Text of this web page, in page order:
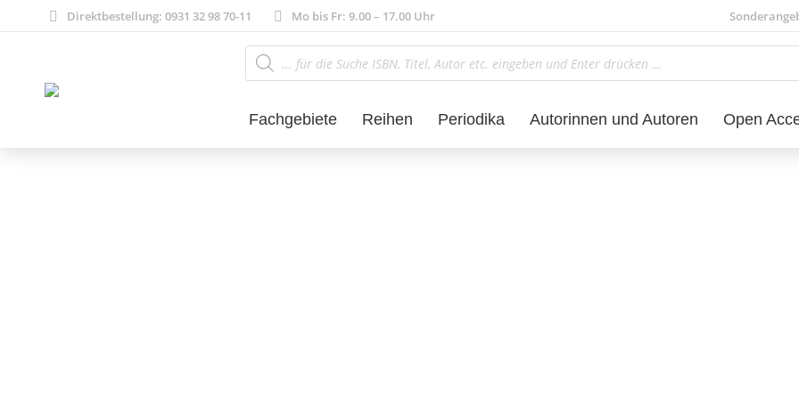
Direktbestellung: 0931 32 98 70-11 Mo bis Fr: 9.00 – 17.00 Uhr
Products
search
Fachgebiete Reihen Periodika Autorinnen und Autoren Open